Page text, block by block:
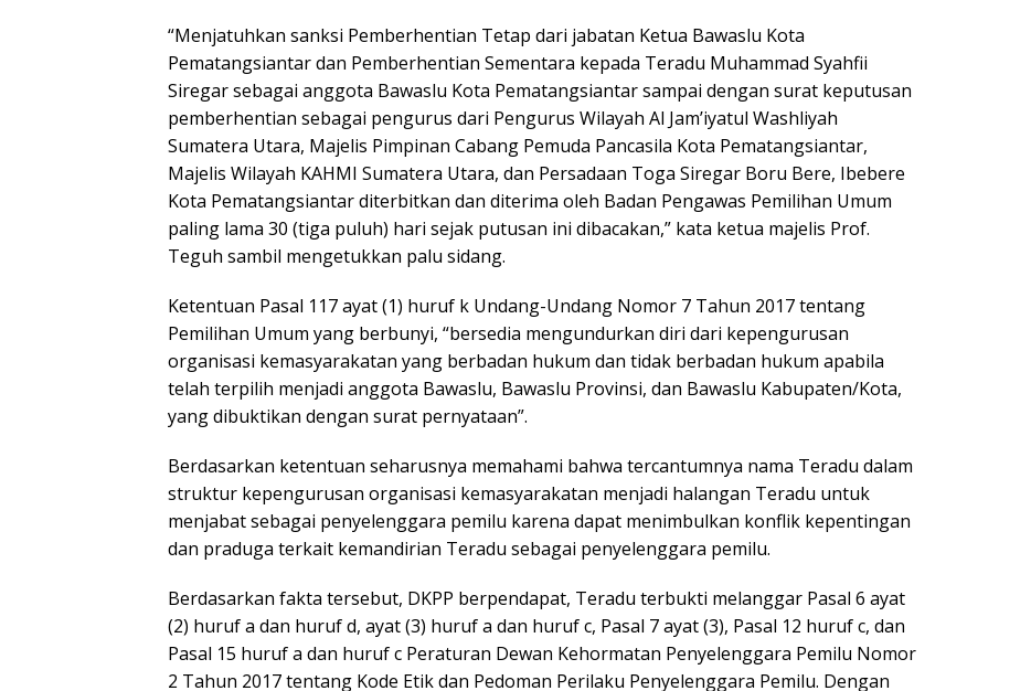
“Menjatuhkan sanksi Pemberhentian Tetap dari jabatan Ketua Bawaslu Kota
Pematangsiantar dan Pemberhentian Sementara kepada Teradu Muhammad Syahfii
Siregar sebagai anggota Bawaslu Kota Pematangsiantar sampai dengan surat keputusan
pemberhentian sebagai pengurus dari Pengurus Wilayah Al Jam’iyatul Washliyah
Sumatera Utara, Majelis Pimpinan Cabang Pemuda Pancasila Kota Pematangsiantar,
Majelis Wilayah KAHMI Sumatera Utara, dan Persadaan Toga Siregar Boru Bere, Ibebere
Kota Pematangsiantar diterbitkan dan diterima oleh Badan Pengawas Pemilihan Umum
paling lama 30 (tiga puluh) hari sejak putusan ini dibacakan,” kata ketua majelis Prof.
Teguh sambil mengetukkan palu sidang.
Ketentuan Pasal 117 ayat (1) huruf k Undang-Undang Nomor 7 Tahun 2017 tentang
Pemilihan Umum yang berbunyi, “bersedia mengundurkan diri dari kepengurusan
organisasi kemasyarakatan yang berbadan hukum dan tidak berbadan hukum apabila
telah terpilih menjadi anggota Bawaslu, Bawaslu Provinsi, dan Bawaslu Kabupaten/Kota,
yang dibuktikan dengan surat pernyataan”.
Berdasarkan ketentuan seharusnya memahami bahwa tercantumnya nama Teradu dalam
struktur kepengurusan organisasi kemasyarakatan menjadi halangan Teradu untuk
menjabat sebagai penyelenggara pemilu karena dapat menimbulkan konflik kepentingan
dan praduga terkait kemandirian Teradu sebagai penyelenggara pemilu.
Berdasarkan fakta tersebut, DKPP berpendapat, Teradu terbukti melanggar Pasal 6 ayat
(2) huruf a dan huruf d, ayat (3) huruf a dan huruf c, Pasal 7 ayat (3), Pasal 12 huruf c, dan
Pasal 15 huruf a dan huruf c Peraturan Dewan Kehormatan Penyelenggara Pemilu Nomor
2 Tahun 2017 tentang Kode Etik dan Pedoman Perilaku Penyelenggara Pemilu. Dengan